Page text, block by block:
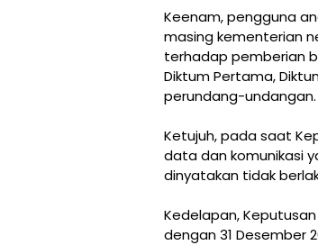
Keenam, pengguna
masing kementerian
terhadap pemberian
Diktum Pertama,
perundang-undangan.
Ketujuh, pada saat
data dan komunikasi
dinyatakan tidak
Kedelapan,
dengan 31 Desember